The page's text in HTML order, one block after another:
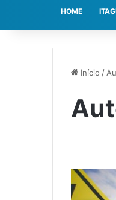
HOME
Início /